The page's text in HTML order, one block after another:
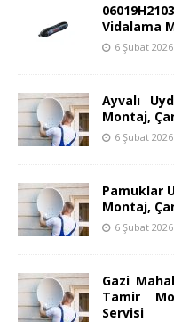
Vidalama
6 Şubat 2026
Ayvalı
Montaj,
6 Şubat 2026
Pamuklar
Montaj,
6 Şubat 2026
Gazi
Tamir
Servisi